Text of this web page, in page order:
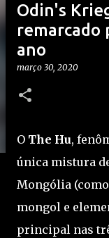
Odin's
remarcado
ano
março 30, 2020
O The Hu,
única mistura
Mongólia
mongol e
principal nas